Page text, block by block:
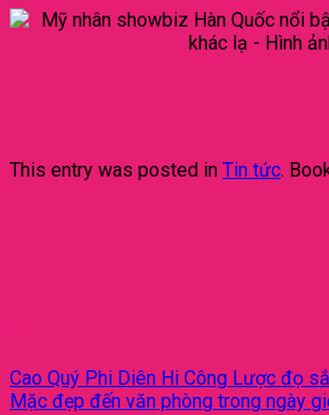
This entry was posted in Tin tức.
Cao Quý Phi Diên Hi Công Lược đọ
Mặc đẹp đến văn phòng trong ngày